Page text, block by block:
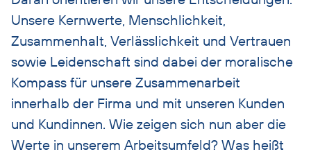
Unsere Kernwerte, Menschlichkeit,
Zusammenhalt, Verlässlichkeit und Vertrauen
sowie Leidenschaft sind dabei der moralische
Kompass für unsere Zusammenarbeit
innerhalb der Firma und mit unseren Kunden
und Kundinnen. Wie zeigen sich nun aber die
Werte in unserem Arbeitsumfeld? Was heißt